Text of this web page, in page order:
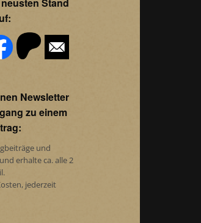
Newsletter
zu einem
und
erhalte ca. alle 2
jederzeit